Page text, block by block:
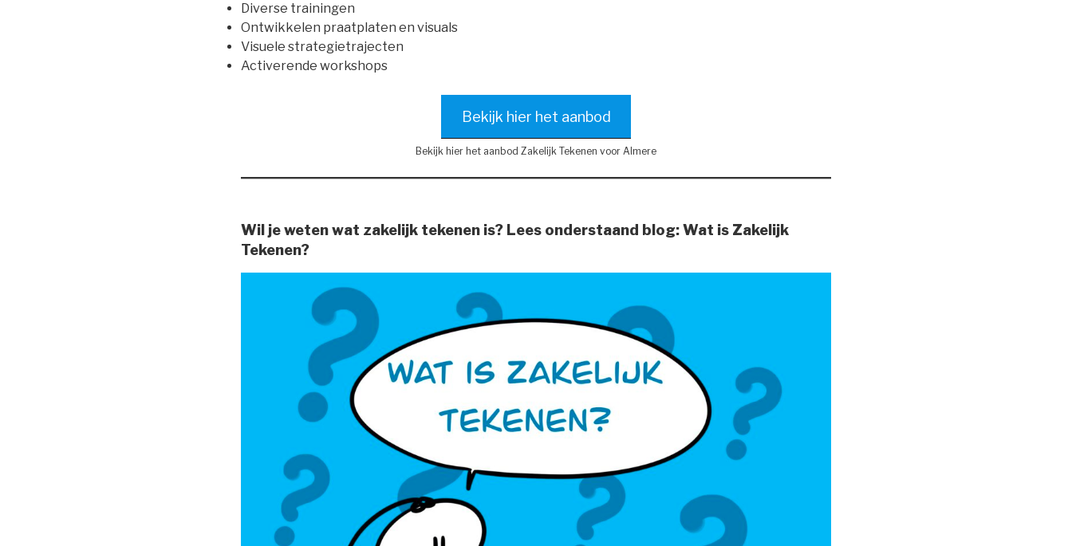
Diverse trainingen
Ontwikkelen praatplaten en visuals
Visuele strategietrajecten
Activerende workshops
Bekijk hier het aanbod
Bekijk hier het aanbod Zakelijk Tekenen voor Almere
Wil je weten wat zakelijk tekenen is? Lees onderstaand blog:Wat is Zakelijk
Tekenen?